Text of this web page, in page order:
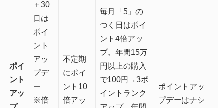
ポイ
ント
アッ
＋30
日は
ポイ
ント
アッ
プデ
ー
※倍
不定期
にポイ
ント10
倍アッ
毎月「5」の
つく日はポイ
ント4倍アッ
プ。年間15万
円以上の購入
で100円→3ポ
イントランク
ポイントアッ
プデーはナシ